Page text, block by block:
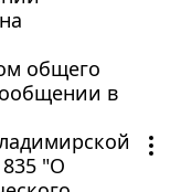
общего
в
835 "О